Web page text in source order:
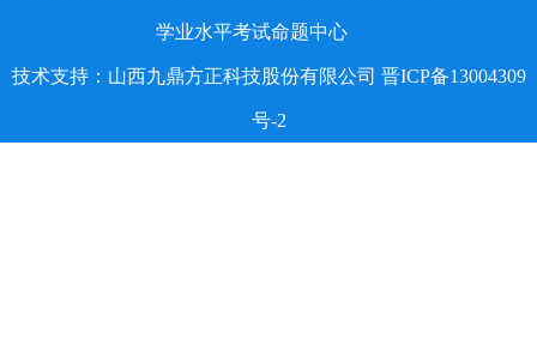
学业水平考试命题中心
技术支持：山西九鼎方正科技股份有限公司 晋ICP备13004309
号-2